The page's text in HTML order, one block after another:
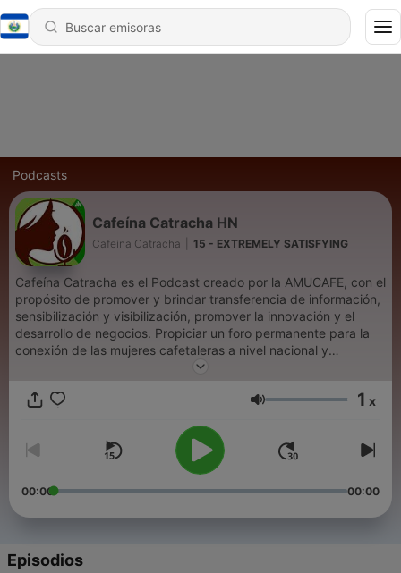
Podcasts
Cafeína Catracha HN
Cafeina Catracha 15 - EXTREMELY SATISFYING
Cafeína Catracha es el Podcast creado por la AMUCAFE, con el
propósito de promover y brindar transferencia de información,
sensibilización y visibilización, promover la innovación y el
desarrollo de negocios. Propiciar un foro permanente para la
conexión de las mujeres cafetaleras a nivel nacional y
Volumen 1 x
00:00 00:00
Episodios